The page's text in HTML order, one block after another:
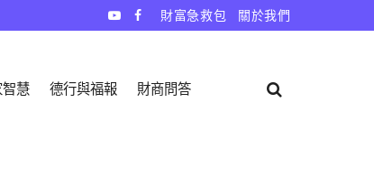
財富急救包 關於我們
慧 德行與福報 財商問答